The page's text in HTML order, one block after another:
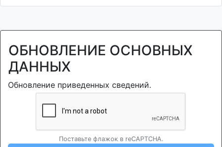
ОБНОВЛЕНИЕ ОСНОВНЫХ
ДАННЫХ
Обновление приведенных сведений.
Поставьте флажок в reCAPTCHA.